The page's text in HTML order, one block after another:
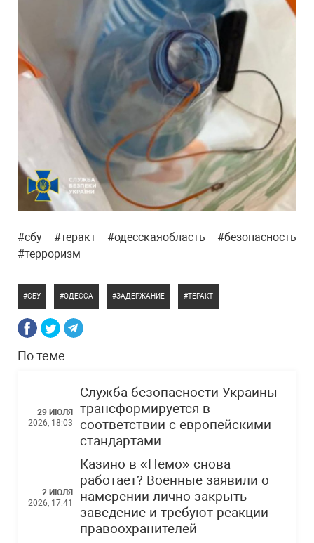
#сбу #теракт #одесскаяобласть #безопасность
#терроризм
СБУ ОДЕССА ЗАДЕРЖАНИЕ ТЕРАКТ
По теме
29 ИЮЛЯ
2026, 18:03
Служба безопасности Украины
трансформируется в
соответствии с европейскими
стандартами
2 ИЮЛЯ
2026, 17:41
Казино в «Немо» снова
работает? Военные заявили о
намерении лично закрыть
заведение и требуют реакции
правоохранителей